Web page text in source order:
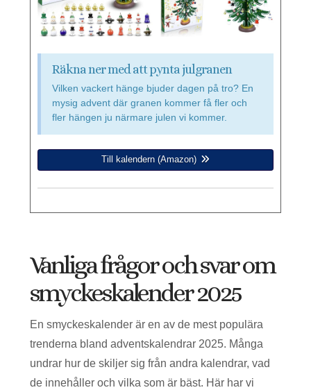
Räkna ner med att pynta julgranen
Vilken vackert hänge bjuder dagen på tro? En
mysig advent där granen kommer få fler och
fler hängen ju närmare julen vi kommer.
Till kalendern (Amazon)
Vanliga frågor och svar om
smyckeskalender 2025
En smyckeskalender är en av de mest populära
trenderna bland adventskalendrar 2025. Många
undrar hur de skiljer sig från andra kalendrar, vad
de innehåller och vilka som är bäst. Här har vi